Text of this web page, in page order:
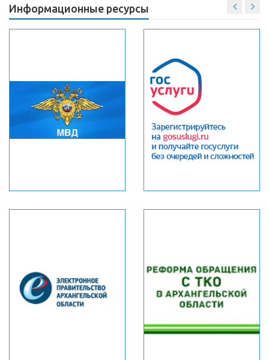
Информационные ресурсы